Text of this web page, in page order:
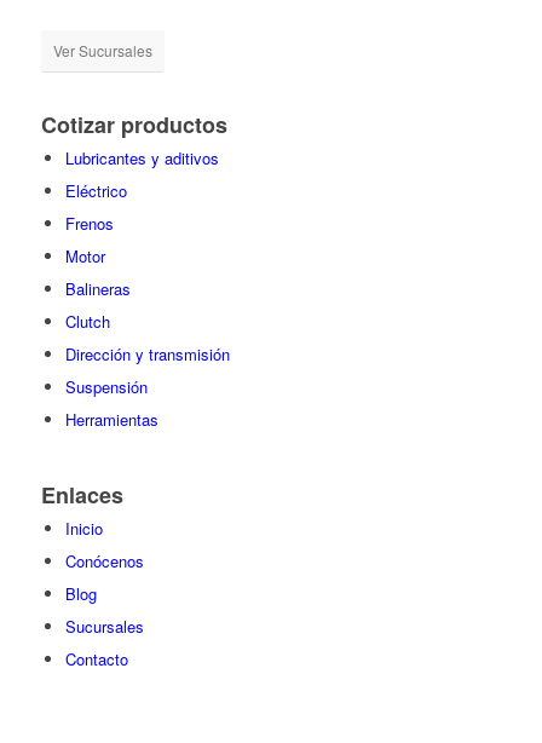
Ver Sucursales
Cotizar productos
Lubricantes y aditivos
Eléctrico
Frenos
Motor
Balineras
Clutch
Dirección y transmisión
Suspensión
Herramientas
Enlaces
Inicio
Conócenos
Blog
Sucursales
Contacto